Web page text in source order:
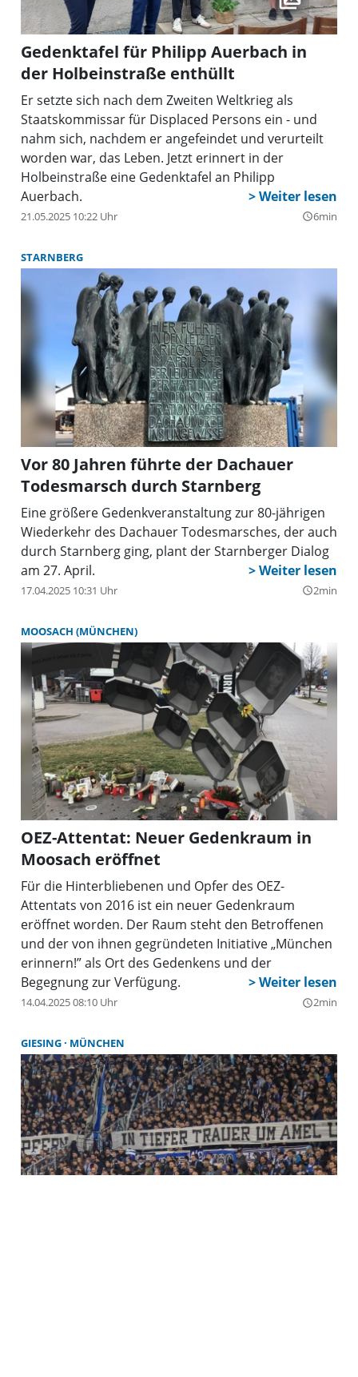
Gedenktafel für Philipp Auerbach in
der Holbeinstraße enthüllt
Er setzte sich nach dem Zweiten Weltkrieg als
Staatskommissar für Displaced Persons ein - und
nahm sich, nachdem er angefeindet und verurteilt
worden war, das Leben. Jetzt erinnert in der
Holbeinstraße eine Gedenktafel an Philipp
Auerbach.
21.05.2025 10:22 Uhr query_builder6min
STARNBERG
Vor 80 Jahren führte der Dachauer
Todesmarsch durch Starnberg
Eine größere Gedenkveranstaltung zur 80-jährigen
Wiederkehr des Dachauer Todesmarsches, der auch
durch Starnberg ging, plant der Starnberger Dialog
am 27. April.
17.04.2025 10:31 Uhr query_builder2min
MOOSACH (MÜNCHEN)
OEZ-Attentat: Neuer Gedenkraum in
Moosach eröffnet
Für die Hinterbliebenen und Opfer des OEZ-
Attentats von 2016 ist ein neuer Gedenkraum
eröffnet worden. Der Raum steht den Betroffenen
und der von ihnen gegründeten Initiative „München
erinnern!” als Ort des Gedenkens und der
Begegnung zur Verfügung.
14.04.2025 08:10 Uhr query_builder2min
GIESING MÜNCHEN